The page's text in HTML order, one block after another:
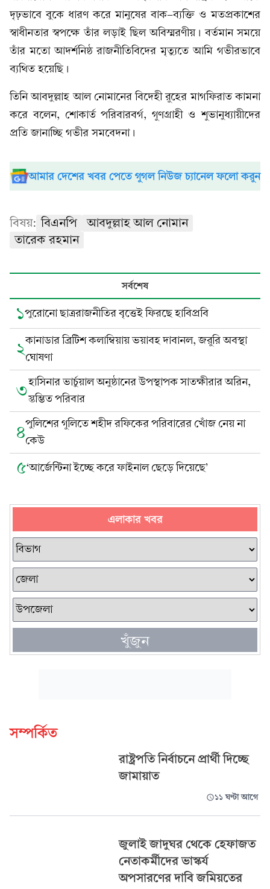
দৃঢ়ভাবে বুকে ধারণ করে মানুষের বাক-ব্যক্তি ও মতপ্রকাশের
স্বাধীনতার স্বপক্ষে তাঁর লড়াই ছিল অবিস্মরণীয়। বর্তমান সময়ে
তাঁর মতো আদর্শনিষ্ঠ রাজনীতিবিদের মৃত্যুতে আমি গভীরভাবে
ব্যথিত হয়েছি।
তিনি আবদুল্লাহ আল নোমানের বিদেহী রুহের মাগফিরাত কামনা
করে বলেন, শোকার্ত পরিবারবর্গ, গুণগ্রাহী ও শুভানুধ্যায়ীদের
প্রতি জানাচ্ছি গভীর সমবেদনা।
আমার দেশের খবর পেতে গুগল নিউজ চ্যানেল ফলো করুন
বিষয়: বিএনপি
আবদুল্লাহ আল নোমান
তারেক রহমান
সর্বশেষ
১পুরোনো ছাত্ররাজনীতির বৃত্তেই ফিরছে হাবিপ্রবি
২কানাডার ব্রিটিশ কলাম্বিয়ায় ভয়াবহ দাবানল, জরুরি অবস্থা
ঘোষণা
৩হাসিনার ভার্চুয়াল অনুষ্ঠানের উপস্থাপক সাতক্ষীরার অরিন,
স্তম্ভিত পরিবার
৪পুলিশের গুলিতে শহীদ রফিকের পরিবারের খোঁজ নেয় না
কেউ
৫‘আর্জেন্টিনা ইচ্ছে করে ফাইনাল ছেড়ে দিয়েছে’
এলাকার খবর
খুঁজুন
সম্পর্কিত
রাষ্ট্রপতি নির্বাচনে প্রার্থী দিচ্ছে
জামায়াত
১১ ঘণ্টা আগে
জুলাই জাদুঘর থেকে হেফাজত
নেতাকর্মীদের ভাস্কর্য
অপসারণের দাবি জমিয়তের